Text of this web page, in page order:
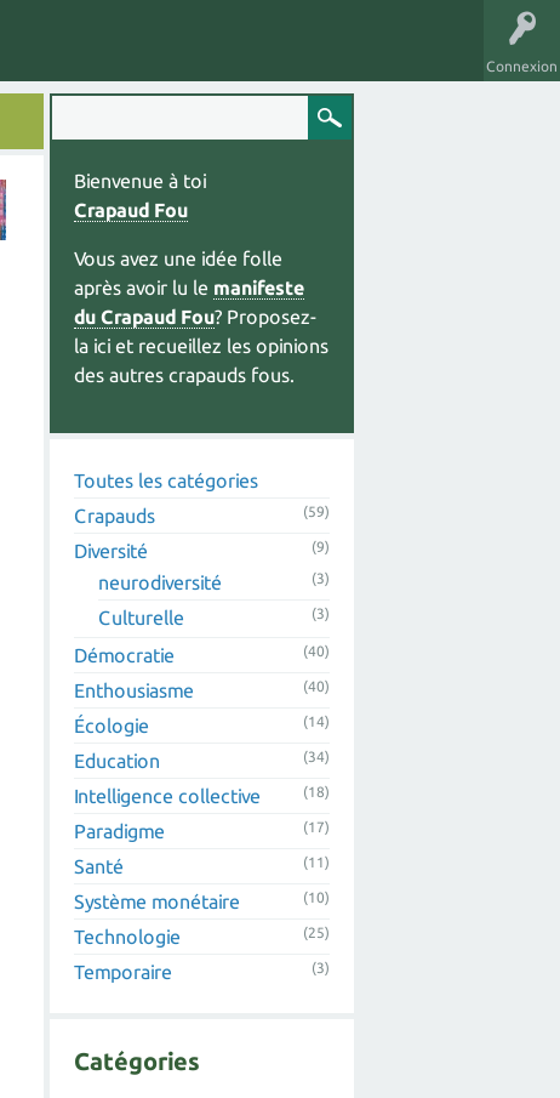
Connexion
Bienvenue à toi
Crapaud Fou
Vous avez une idée folle
après avoir lu le manifeste
du Crapaud Fou? Proposez-
la ici et recueillez les opinions
des autres crapauds fous.
Toutes les catégories
Crapauds
(59)
Diversité (9)
neurodiversité (3)
Culturelle (3)
Démocratie (40)
Enthousiasme (40)
Écologie (14)
Education (34)
Intelligence collective (18)
Paradigme (17)
Santé (11)
Système monétaire (10)
Technologie (25)
Temporaire (3)
Catégories